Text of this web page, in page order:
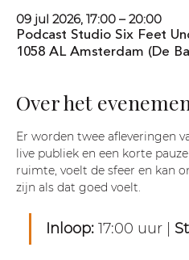
09 jul 2026, 17:00 – 20:00
Podcast Studio Six Feet
1058 AL Amsterdam (De
Over het
Er worden twee afleveringen
live publiek en een korte
ruimte, voelt de sfeer en kan
zijn als dat goed voelt.
Inloop: 17:00 uur |